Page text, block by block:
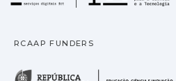
RCAAP FUNDERS